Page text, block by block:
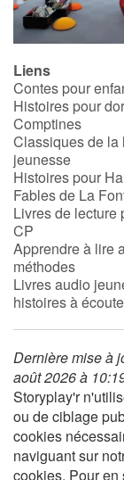
Médiathèques
Vidéos & Tutoriaux
Blog
Actualités
Par thématique
Rencontres et
Contes d'ici et
Autour de la lecture
Apprendre à lire
Livre audio
Liens
Contes pour
Histoires pour
Comptines
Classiques de la
jeunesse
Histoires pour
Fables de La
Livres de lecture
CP
Apprendre à lire
méthodes
Livres audio
histoires à
Dernière mise à
août 2026 à
Storyplay'r
ou de ciblage
cookies
naviguant sur
cookies. Pour